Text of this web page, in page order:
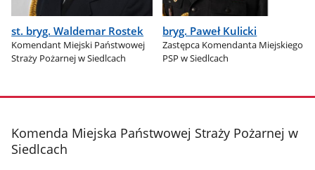
st. bryg. Waldemar Rostek
Komendant Miejski Państwowej
Straży Pożarnej w Siedlcach
bryg. Paweł Kulicki
Zastępca Komendanta Miejskiego
PSP w Siedlcach
stopka
Komenda Miejska Państwowej Straży Pożarnej w
Siedlcach